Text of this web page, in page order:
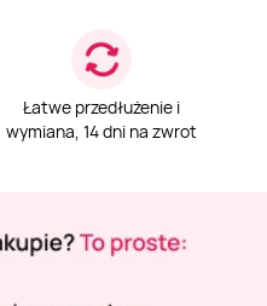
orientalny
Łatwe przedłużenie i
wymiana, 14 dni na zwrot